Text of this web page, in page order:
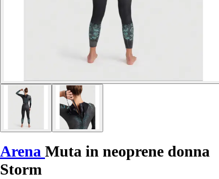
Arena Muta in neoprene donna
Storm